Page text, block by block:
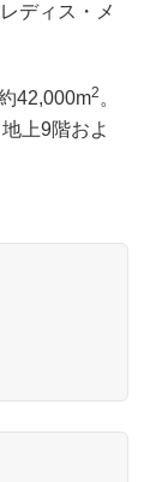
ディス・メ
42,000m2 。
上9階およ